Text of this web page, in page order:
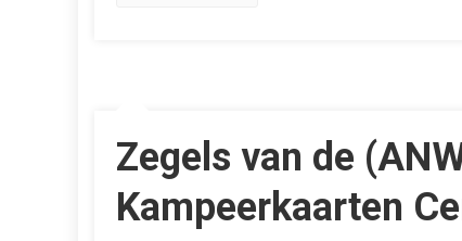
Zegels van de
Kampeerkaarten